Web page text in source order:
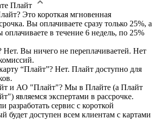
Плайт
Это короткая мгновенная
Вы оплачиваете сразу только 25%, а
оплачиваете в течение 6 недель, по 25%
Нет. Вы ничего не переплачиваетей. Нет
“Плайт”? Нет. Плайт доступно для
и АО "Плайт"? Мы в Плайте (а Плайт
являемся экспертами в рассрочке.
сервис с короткой
будет доступен всем клиентам с картами